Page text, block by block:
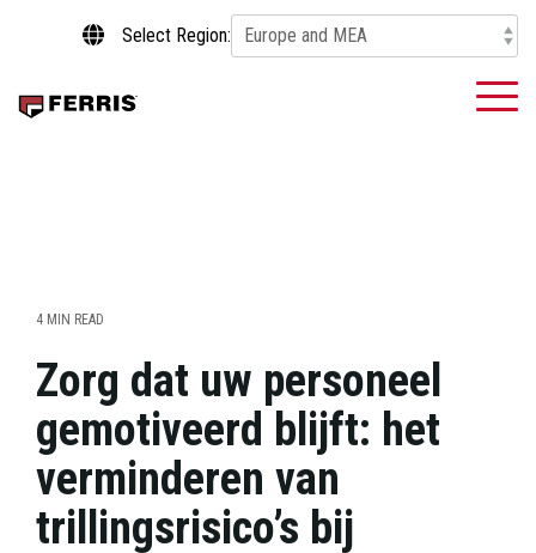
main
Select Region:
4 MIN READ
Zorg dat uw personeel
gemotiveerd blijft: het
verminderen van
trillingsrisico’s bij